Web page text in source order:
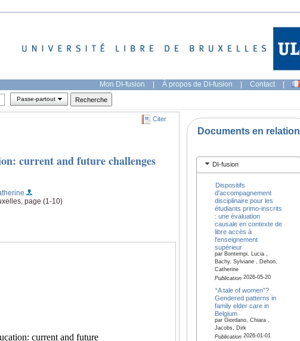
Mon DI-fusion | À propos de DI-fusion | Contact |
Passe-partout
Citer
current and future challenges
page (1-10)
Documents en relation
DI-fusion
Dispositifs
d'accompagnement
disciplinaire pour les
étudiants primo-inscrits
: une évaluation
causale en contexte de
libre accès à
l'enseignement
supérieur
par Bontempi, Lucia ,
Bachy, Sylviane , Dehon,
Catherine
Publication2026-05-20
“A tale of women”?
Gendered patterns in
family elder care in
Belgium
par Giordano, Chiara ,
Jacobs, Dirk
Publication2026-01-01